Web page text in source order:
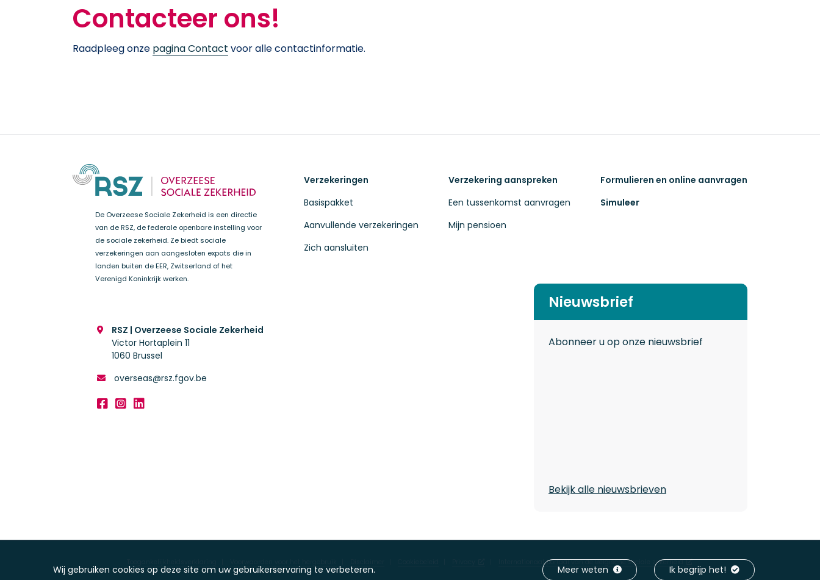
Wij gebruiken cookies op deze site om uw gebruikerservaring te verbeteren. Meer weten Ik begrijp het!
Contacteer ons!
Raadpleeg onze pagina Contact voor alle contactinformatie.
De Overzeese Sociale Zekerheid is een directie
van de RSZ, de federale openbare instelling voor
de sociale zekerheid. Ze biedt sociale
verzekeringen aan aangesloten expats die in
landen buiten de EER, Zwitserland of het
Verenigd Koninkrijk werken.
RSZ | Overzeese Sociale Zekerheid
Victor Hortaplein 11
1060 Brussel
overseas@rsz.fgov.be
Facebook
Instagram
Linked In
Verzekeringen
Basispakket
Aanvullende verzekeringen
Zich aansluiten
Verzekering aanspreken
Een tussenkomst aanvragen
Mijn pensioen
Formulieren en online aanvragen
Simuleer
Nieuwsbrief
Abonneer u op onze nieuwsbrief
Bekijk alle nieuwsbrieven
Internationaal portaal van de Belgische sociale zekerheid